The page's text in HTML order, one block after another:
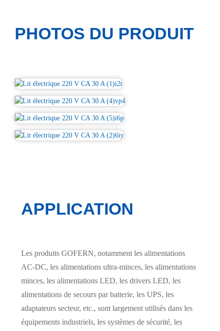
PHOTOS DU PRODUIT
APPLICATION
Les produits GOFERN, notamment les alimentations
AC-DC, les alimentations ultra-minces, les alimentations
minces, les alimentations LED, les drivers LED, les
alimentations de secours par batterie, les UPS, les
adaptateurs secteur, etc., sont largement utilisés dans les
équipements industriels, les systèmes de sécurité, les